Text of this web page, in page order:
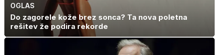
OGLAS
Do zagorele kože brez sonca? Ta nova poletna
rešitev že podira rekorde